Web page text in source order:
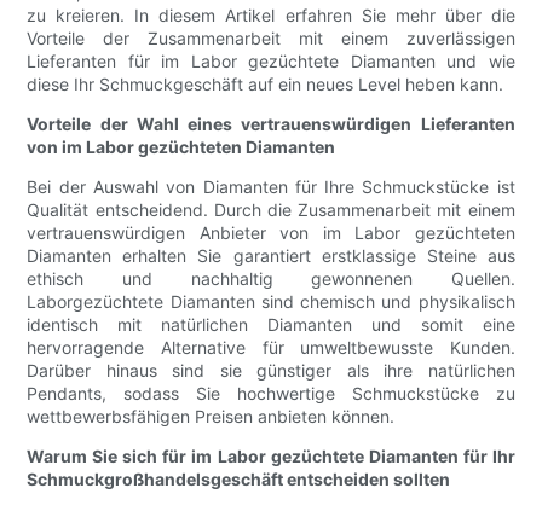
zu kreieren. In diesem Artikel erfahren Sie mehr über die
Vorteile der Zusammenarbeit mit einem zuverlässigen
Lieferanten für im Labor gezüchtete Diamanten und wie
diese Ihr Schmuckgeschäft auf ein neues Level heben kann.
Vorteile der Wahl eines vertrauenswürdigen Lieferanten
von im Labor gezüchteten Diamanten
Bei der Auswahl von Diamanten für Ihre Schmuckstücke ist
Qualität entscheidend. Durch die Zusammenarbeit mit einem
vertrauenswürdigen Anbieter von im Labor gezüchteten
Diamanten erhalten Sie garantiert erstklassige Steine ​​aus
ethisch und nachhaltig gewonnenen Quellen.
Laborgezüchtete Diamanten sind chemisch und physikalisch
identisch mit natürlichen Diamanten und somit eine
hervorragende Alternative für umweltbewusste Kunden.
Darüber hinaus sind sie günstiger als ihre natürlichen
Pendants, sodass Sie hochwertige Schmuckstücke zu
wettbewerbsfähigen Preisen anbieten können.
Warum Sie sich für im Labor gezüchtete Diamanten für Ihr
Schmuckgroßhandelsgeschäft entscheiden sollten